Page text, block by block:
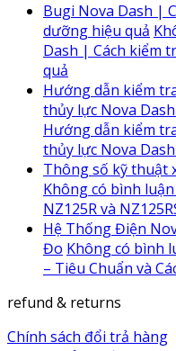
Bugi Nova Dash |
dưỡng hiệu quả
Dash | Cách kiểm
quả
Hướng dẫn kiểm
thủy lực Nova
Hướng dẫn kiểm
thủy lực Nova
Thông số kỹ thuật
Không có bình luận
NZ125R và
Hệ Thống Điện
Đo Không có bình
– Tiêu Chuẩn và
refund & returns
Chính sách đổi trả hàng